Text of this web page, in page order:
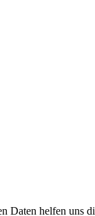
helfen uns